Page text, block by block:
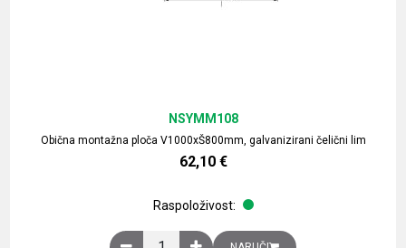
Obična montažna ploča V1000xŠ800mm, galvanizirani čelični lim
NSYMM108
62,10 €
Raspoloživost:
Obična montažna ploča V1000xŠ800mm,